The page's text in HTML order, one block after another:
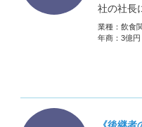
社の社長
思うこと
のは正直
分の会
業種： 飲食
年商： 3億円
《後継